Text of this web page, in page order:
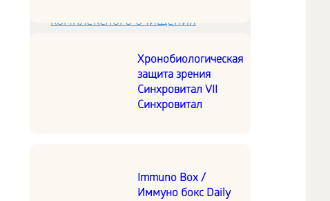
комплексного очищения
Очищение организма
Хронобиологическая
защита зрения
Синхровитал VII
Синхровитал
Immuno Box /
Иммуно бокс Daily